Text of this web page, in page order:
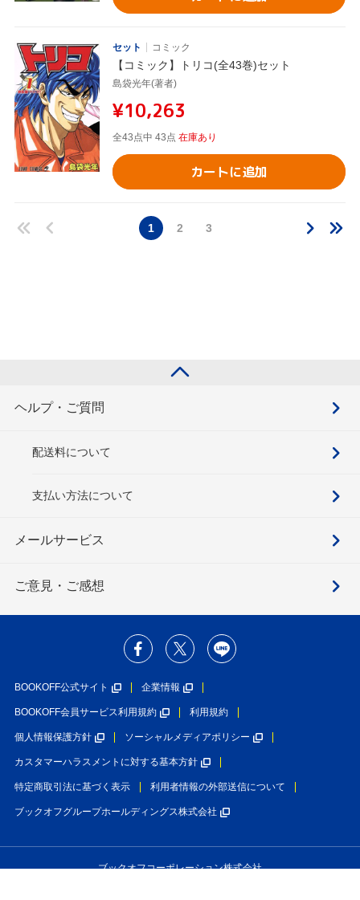
セット コミック
【コミック】トリコ(全43巻)セット
島袋光年(著者)
¥10,263
全43点中 43点 在庫あり
カートに追加
1 2 3
ヘルプ・ご質問
配送料について
支払い方法について
メールサービス
ご意見・ご感想
BOOKOFF公式サイト 企業情報
BOOKOFF会員サービス利用規約 利用規約
個人情報保護方針 ソーシャルメディアポリシー
カスタマーハラスメントに対する基本方針
特定商取引法に基づく表示 利用者情報の外部送信について
ブックオフグループホールディングス株式会社
ブックオフコーポレーション株式会社